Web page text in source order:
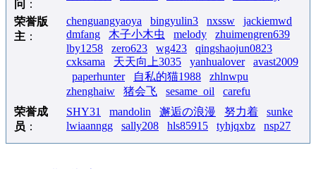
问 ：
荣誉版
主 ：
chenguangyaoya bingyulin3 nxssw
jackiemwd
dmfang
木子小木虫 melody
zhuimengren639
lby1258
zero623 wg423
qingshaojun0823
cxksama
天天向上3035 yanhualover
avast2009
paperhunter
自私的猫1988
zhlnwpu
zhenghaiw
猪会飞 sesame_oil
carefu
荣誉成
员 ：
SHY31 mandolin 邂逅の浪漫 努力着
sunke
lwiaanngg
sally208 hls85915 tyhjqxbz nsp27